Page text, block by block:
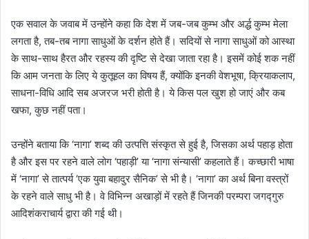
एक सवाल के जवाब में उन्होंने कहा कि देश में जब-जब कुम्भ और अर्द्ध कुम्भ मेला
लगता है, तब-तब नागा साधुओं के दर्शन होते हैं। सदियों से नागा साधुओं को आस्था
के साथ-साथ हैरत और रहस्य की दृष्टि से देखा जाता रहा है। इसमें कोई शक नहीं
कि आम जनता के लिए ये कुतूहल का विषय हैं, क्योंकि इनकी वेशभूषा, क्रियाकलाप,
साधना-विधि आदि सब अजरज भरी होती है। ये किस पल खुश हो जाएं और कब
खफा, कुछ नहीं पता।
उन्होंने बताया कि ‘नागा’ शब्द की उत्पत्ति संस्कृत से हुई है, जिसका अर्थ पहाड़ होता
है और इस पर रहने वाले लोग ‘पहाड़ी’ या ‘नागा संन्यासी’ कहलाते हैं। कच्छारी भाषा
में ‘नागा’ से तात्पर्य ‘एक युवा बहादुर सैनिक’ से भी है। ‘नागा’ का अर्थ बिना वस्त्रों
के रहने वाले साधु भी है। वे विभिन्न अखाड़ों में रहते हैं जिनकी परम्परा जगद्गुरु
आदिशंकराचार्य द्वारा की गई थी।